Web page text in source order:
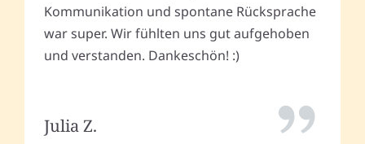
Kommunikation und spontane Rücksprache
war super. Wir fühlten uns gut aufgehoben
und verstanden. Dankeschön! :)
Julia Z.